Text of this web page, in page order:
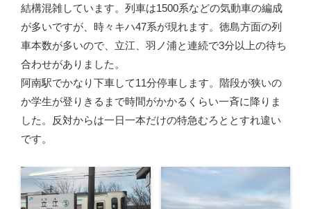
結構混雑しています。列車は1500系などの気動車の編成
が多いですが、時々キハ47系が現れます。徳島方面の列
車本数が多いので、立江、羽ノ浦と連続で3分以上の待ち
合わせがありました。
阿南駅でかなり下車して11分停車します。階段が狭いの
か学生が登りきるまで時間がかかるくらい一斉に降りま
した。反対からは一日一本だけの特急むろととすれ違い
です。